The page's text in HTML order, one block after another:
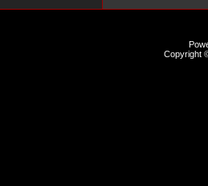
Copyright